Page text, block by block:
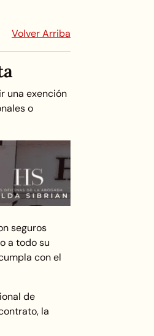
Volver Arriba
una exención
o
seguros
a todo su
con el
de
la